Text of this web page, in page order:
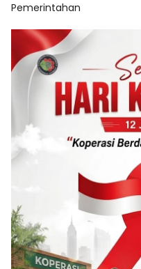
Pemerintahan